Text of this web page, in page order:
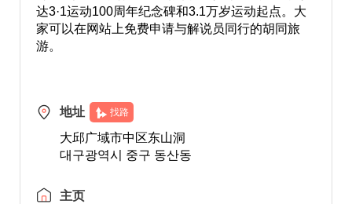
达3·1运动100周年纪念碑和3.1万岁运动起点。大
家可以在网站上免费申请与解说员同行的胡同旅
游。
地址 找路
大邱广域市中区东山洞
대구광역시 중구 동산동
主页